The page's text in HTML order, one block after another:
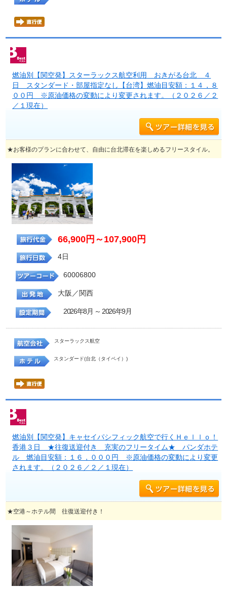
燃油別【関空発】スターラックス航空利用 おきがる台北 ４
日 スタンダード・部屋指定なし【台湾】燃油目安額：１４，８
００円 ※原油価格の変動により変更されます。（２０２６／２
／１現在）
★お客様のプランに合わせて、自由に台北滞在を楽しめるフリースタイル。
66,900円～107,900円
4日
60006800
大阪／関西
2026年8月 ～ 2026年9月
スターラックス航空
スタンダード(台北（タイペイ）)
燃油別【関空発】キャセイパシフィック航空で行くＨｅｌｌｏ！
香港３日 ★往復送迎付き 充実のフリータイム★ パンダホテ
ル 燃油目安額：１６，０００円 ※原油価格の変動により変更
されます。（２０２６／２／１現在）
★空港～ホテル間 往復送迎付き！